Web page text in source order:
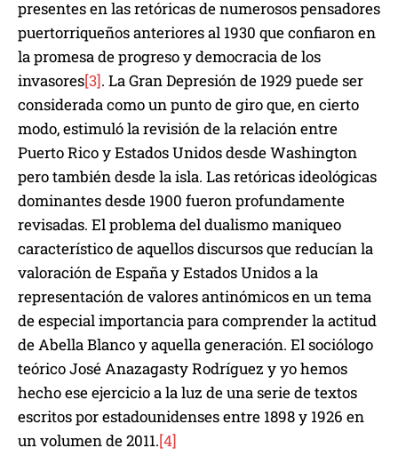
presentes en las retóricas de numerosos pensadores
puertorriqueños anteriores al 1930 que confiaron en
la promesa de progreso y democracia de los
invasores[3]. La Gran Depresión de 1929 puede ser
considerada como un punto de giro que, en cierto
modo, estimuló la revisión de la relación entre
Puerto Rico y Estados Unidos desde Washington
pero también desde la isla. Las retóricas ideológicas
dominantes desde 1900 fueron profundamente
revisadas. El problema del dualismo maniqueo
característico de aquellos discursos que reducían la
valoración de España y Estados Unidos a la
representación de valores antinómicos en un tema
de especial importancia para comprender la actitud
de Abella Blanco y aquella generación. El sociólogo
teórico José Anazagasty Rodríguez y yo hemos
hecho ese ejercicio a la luz de una serie de textos
escritos por estadounidenses entre 1898 y 1926 en
un volumen de 2011.[4]